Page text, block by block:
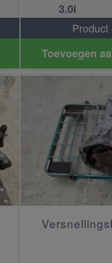
3.0i
Product
Toevoegen